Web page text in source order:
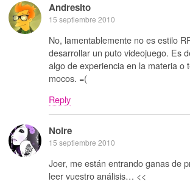
Andresito
15 septiembre 2010
No, lamentablemente no es estilo
desarrollar un puto videojuego. Es
algo de experiencia en la materia o
mocos. =(
Reply
Noire
15 septiembre 2010
Joer, me están entrando ganas de
leer vuestro análisis… <<